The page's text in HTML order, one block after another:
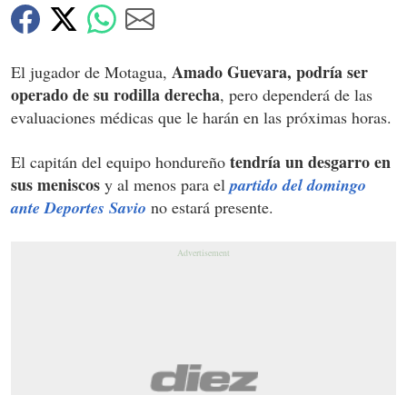
El jugador de Motagua, Amado Guevara, podría ser
operado de su rodilla derecha, pero dependerá de las
evaluaciones médicas que le harán en las próximas horas.
El capitán del equipo hondureño tendría un desgarro en
sus meniscos y al menos para elpartido del domingo
ante Deportes Savio no estará presente.